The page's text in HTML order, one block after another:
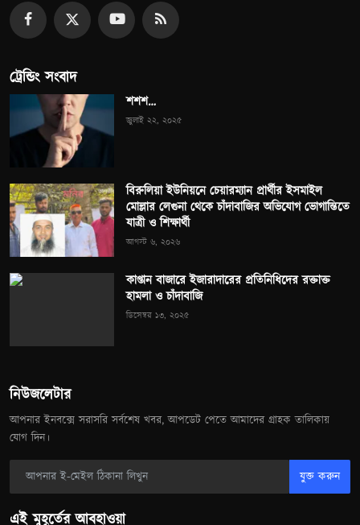
ট্রেন্ডিং সংবাদ
শশশ…
জুলাই ২২, ২০২৫
বিরুলিয়া ইউনিয়নে চেয়ারম্যান প্রার্থীর ইসমাইল
মোল্লার লেগুনা থেকে চাঁদাবাজির অভিযোগ ভোগান্তিতে
যাত্রী ও শিক্ষার্থী
আগস্ট ৬, ২০২৬
কাপ্তান বাজারে ইজারাদারের প্রতিনিধিদের রক্তাক্ত
হামলা ও চাঁদাবাজি
ডিসেম্বর ১৩, ২০২৫
নিউজলেটার
আপনার ইনবক্সে সরাসরি সর্বশেষ খবর, আপডেট পেতে আমাদের গ্রাহক তালিকায়
যোগ দিন।
যুক্ত করুন
এই মুহূর্তের আবহাওয়া